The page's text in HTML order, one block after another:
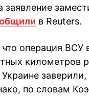
заявление
в Reuters.
операция ВСУ
километров
по словам